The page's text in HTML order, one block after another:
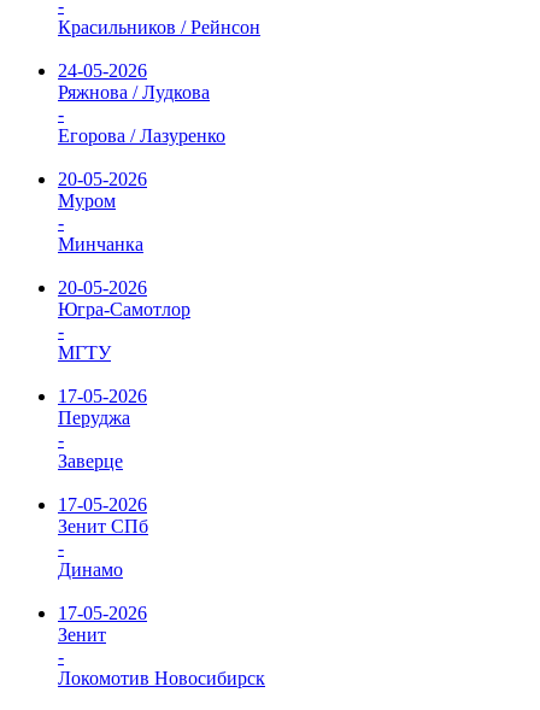
-
Красильников / Рейнсон
24-05-2026
Ряжнова / Лудкова
-
Егорова / Лазуренко
20-05-2026
Муром
-
Минчанка
20-05-2026
Югра-Самотлор
-
МГТУ
17-05-2026
Перуджа
-
Заверце
17-05-2026
Зенит СПб
-
Динамо
17-05-2026
Зенит
-
Локомотив Новосибирск